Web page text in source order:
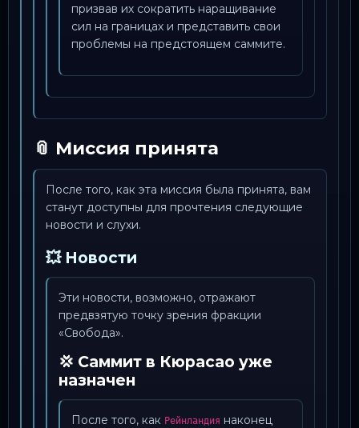
призвав их сократить наращивание
сил на границах и представить свои
проблемы на предстоящем саммите.
📎 Миссия принята
После того, как эта миссия была принята, вам
станут доступны для прочтения следующие
новости и слухи.
💥 Новости
Эти новости, возможно, отражают
предвзятую точку зрения фракции
«Свобода».
💢 Саммит в Кюрасао уже
назначен
После того, как Рейнландия наконец